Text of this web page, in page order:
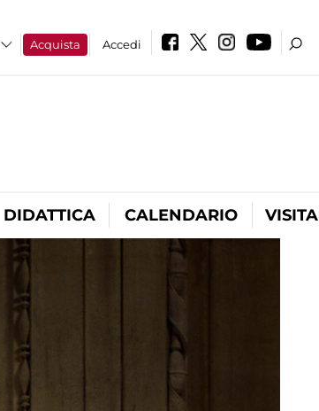
Acquista Accedi
DIDATTICA CALENDARIO VISITA